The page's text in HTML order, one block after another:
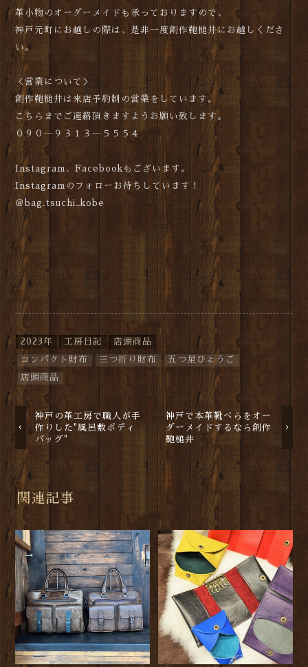
革小物のオーダーメイドも承っておりますので、
神戸元町にお越しの際は、是非一度創作鞄槌井にお越しくださ
い。
＜営業について＞
創作鞄槌井は来店予約制の営業をしています。
こちらまでご連絡頂きますようお願い致します。
０９０―９３１３―５５５４
Instagram、Facebookもございます。
Instagramのフォローお待ちしています！
＠bag.tsuchi_kobe
2023年 工房日記 店頭商品
コンパクト財布 三つ折り財布 五つ星ひょうご
店頭商品
神戸の革工房で職人が手
作りした"風呂敷ボディ
バッグ"
神戸で本革靴べらをオー
ダーメイドするなら創作
鞄槌井
関連記事